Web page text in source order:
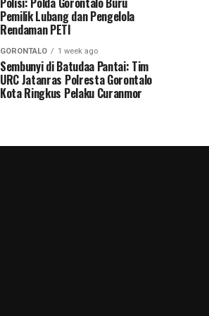
Pemilik Lubang dan Pengelola
Rendaman PETI
GORONTALO 1 week ago
Sembunyi di Batudaa Pantai: Tim
URC Jatanras Polresta Gorontalo
Kota Ringkus Pelaku Curanmor